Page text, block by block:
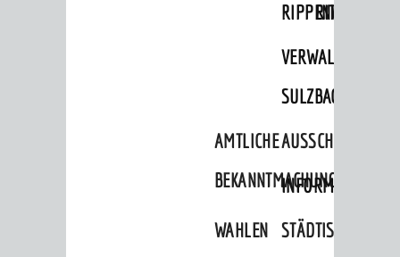
RIPPENWEIER
SULZBACH
AMTLICHE
BEKANNTMACHUNGEN
WAHLEN STÄDTISCHE